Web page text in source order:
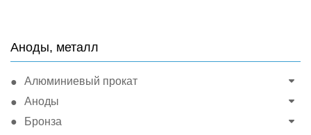
Аноды, металл
Алюминиевый прокат
Аноды
Бронза